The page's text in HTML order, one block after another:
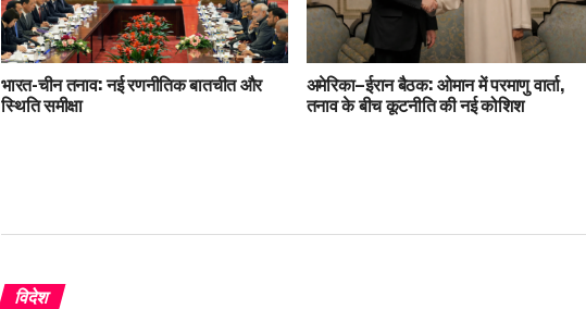
भारत-चीन तनाव: नई रणनीतिक बातचीत और
स्थिति समीक्षा
अमेरिका–ईरान बैठक: ओमान में परमाणु वार्ता,
तनाव के बीच कूटनीति की नई कोशिश
विदेश